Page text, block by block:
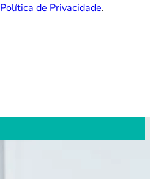
Política de Privacidade.